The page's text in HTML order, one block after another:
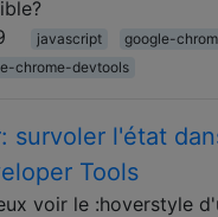
javascript google-
chrome-devtools
survoler l'état
Tools
voir le :hoverstyle